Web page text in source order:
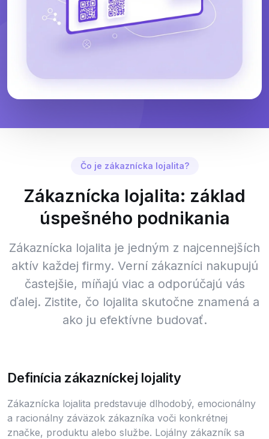
Čo je zákaznícka lojalita?
Zákaznícka lojalita: základ
úspešného podnikania
Zákaznícka lojalita je jedným z najcennejších
aktív každej firmy. Verní zákazníci nakupujú
častejšie, míňajú viac a odporúčajú vás
ďalej. Zistite, čo lojalita skutočne znamená a
ako ju efektívne budovať.
Definícia zákazníckej lojality
Zákaznícka lojalita predstavuje dlhodobý, emocionálny
a racionálny záväzok zákazníka voči konkrétnej
značke, produktu alebo službe. Lojálny zákazník sa